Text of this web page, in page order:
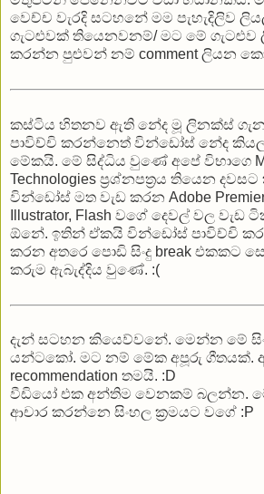
වෙච්ච වැරදි සටහනේ මම පැහැදිලිව
ගැටළුවක් තියෙනවනම්/ මට මේ ගැටළුව
කරන්න පුළුවන් නම් comment ලියන
කස්ටිය හිතනව ඇති නේද මූ ලිනක්ස් ගැන
පාවිච්චි කරන්නෙත් වින්ඩෝස් නේද
මේකයි. මේ සිද්ධිය වුණේ අපේ විභාගෙ
Technologies ප්‍රශ්නපත්‍රය තියෙන
වින්ඩෝස් මත වැඩ කරන Adobe
Illustrator, Flash වගේ දෙවල් වල
ඕනේ. ඉතින් ඒකයි වින්ඩෝස් පාවිච්චි
කරන අතරෙ පොඩි සිංදු break එකකට
කරුම ඇබැද්දිය වුණේ. :(
දැන් සටහන කියෙව්වනේ. මෙන්න මේ
යන්ටකෝ. මට නම් මේක අපූරු ගීතයක්.
recommendation තමයි. :D
වීඩියෝ එක අන්තිම වෙනකම් බලන්න.
ආචාර කරන්නෙ සිංහල ක්‍රමයට වගේ :P